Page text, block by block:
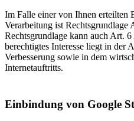
Im Falle einer von Ihnen erteilten
Verarbeitung ist
Rechtsgrundlage kann auch Art.
berechtigtes Interesse liegt in der
Verbesserung sowie in dem
Internetauftritts.
Einbindung von Google